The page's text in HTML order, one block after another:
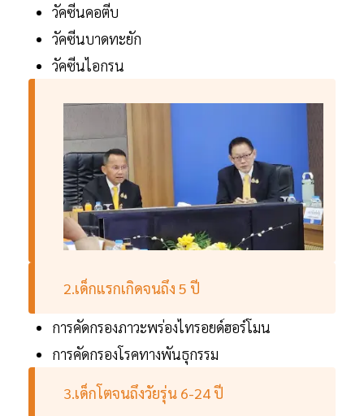
วัคซีนคอตีบ
วัคซีนบาดทะยัก
วัคซีนไอกรน
2.เด็กแรกเกิดจนถึง 5 ปี
การคัดกรองภาวะพร่องไทรอยด์ฮอร์โมน
การคัดกรองโรคทางพันธุกรรม
3.เด็กโตจนถึงวัยรุ่น 6-24 ปี